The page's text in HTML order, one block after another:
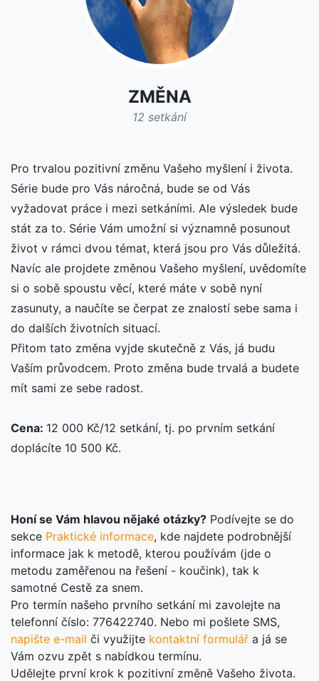
ZMĚNA
12 setkání
Pro trvalou pozitivní změnu Vašeho myšlení i života.
Série bude pro Vás náročná, bude se od Vás
vyžadovat práce i mezi setkáními. Ale výsledek bude
stát za to. Série Vám umožní si významně posunout
život v rámci dvou témat, která jsou pro Vás důležitá.
Navíc ale projdete změnou Vašeho myšlení, uvědomíte
si o sobě spoustu věcí, které máte v sobě nyní
zasunuty, a naučíte se čerpat ze znalostí sebe sama i
do dalších životních situací.
Přitom tato změna vyjde skutečně z Vás, já budu
Vaším průvodcem. Proto změna bude trvalá a budete
mít sami ze sebe radost.
Cena: 12 000 Kč/12 setkání, tj. po prvním setkání
doplácíte 10 500 Kč.
Honí se Vám hlavou nějaké otázky? Podívejte se do
sekce Praktické informace, kde najdete podrobnější
informace jak k metodě, kterou používám (jde o
metodu zaměřenou na řešení - koučink), tak k
samotné Cestě za snem.
Pro termín našeho prvního setkání mi zavolejte na
telefonní číslo: 776422740. Nebo mi pošlete SMS,
napište e-mail či využijte kontaktní formulář a já se
Vám ozvu zpět s nabídkou termínu.
Udělejte první krok k pozitivní změně Vašeho života.